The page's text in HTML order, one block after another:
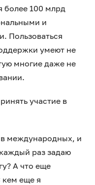
более 100 млрд
и
Пользоваться
умеют не
многие даже не
участие в
международных, и
раз задаю
А что еще
кем еще я